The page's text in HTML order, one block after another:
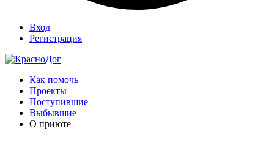
Вход
Регистрация
Как помочь
Проекты
Поступившие
Выбывшие
О приюте